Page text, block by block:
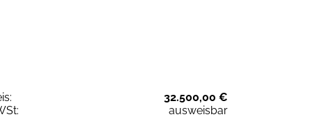
32.500,00 €
ausweisbar